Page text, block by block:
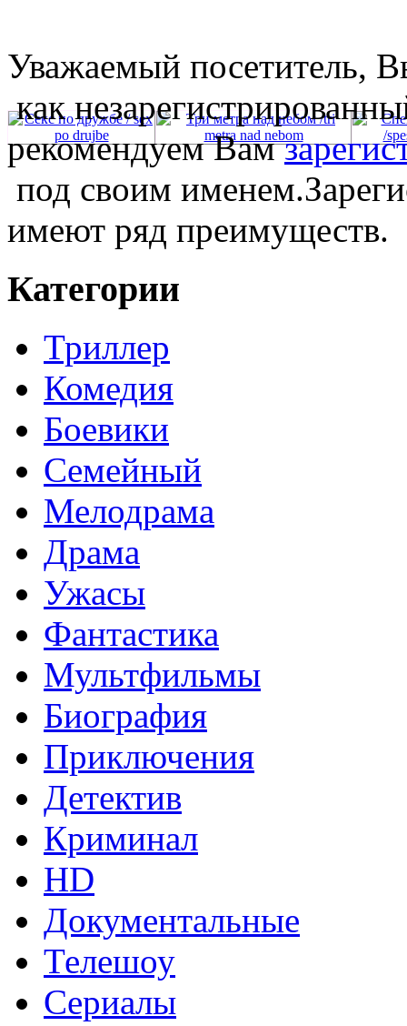
Уважаемый посетитель,
как
рекомендуем Вам
под своим
имеют ряд преимуществ.
Категории
Триллер
Комедия
Боевики
Семейный
Мелодрама
Драма
Ужасы
Фантастика
Мультфильмы
Биография
Приключения
Детектив
Криминал
HD
Документальные
Телешоу
Сериалы